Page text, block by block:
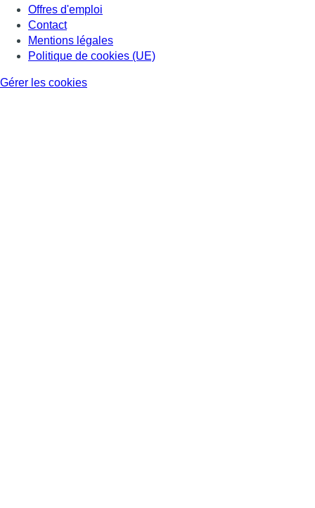
Offres d'emploi
Contact
Mentions légales
Politique de cookies (UE)
Gérer les cookies